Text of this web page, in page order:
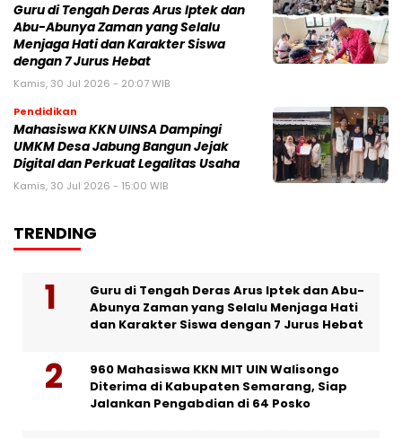
Guru di Tengah Deras Arus Iptek dan
Abu-Abunya Zaman yang Selalu
Menjaga Hati dan Karakter Siswa
dengan 7 Jurus Hebat
Kamis, 30 Jul 2026 - 20:07 WIB
Pendidikan
Mahasiswa KKN UINSA Dampingi
UMKM Desa Jabung Bangun Jejak
Digital dan Perkuat Legalitas Usaha
Kamis, 30 Jul 2026 - 15:00 WIB
TRENDING
Guru di Tengah Deras Arus Iptek dan Abu-
Abunya Zaman yang Selalu Menjaga Hati
dan Karakter Siswa dengan 7 Jurus Hebat
960 Mahasiswa KKN MIT UIN Walisongo
Diterima di Kabupaten Semarang, Siap
Jalankan Pengabdian di 64 Posko